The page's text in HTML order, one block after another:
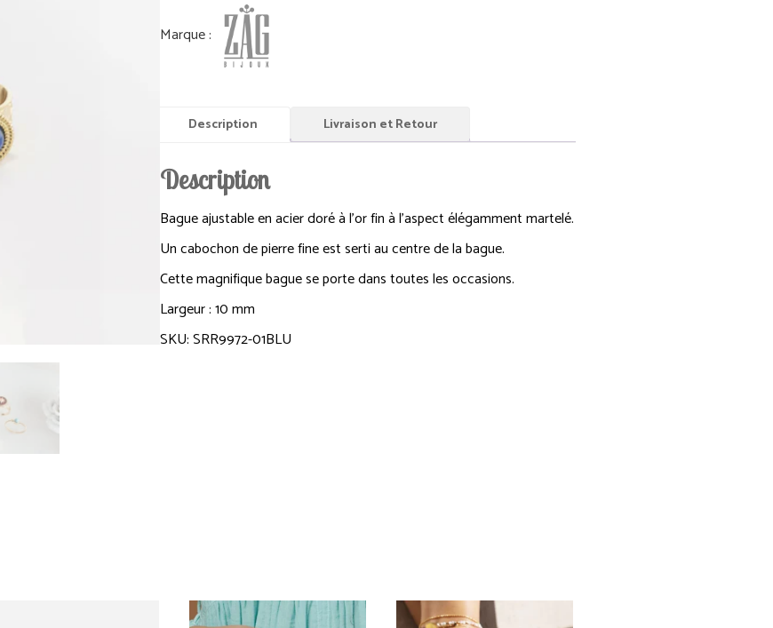
Description Livraison et Retour
Description
Bague ajustable en acier doré à l’or fin à l’aspect élégamment martelé.
Un cabochon de pierre fine est serti au centre de la bague.
Cette magnifique bague se porte dans toutes les occasions.
Largeur : 10 mm
SKU: SRR9972-01BLU